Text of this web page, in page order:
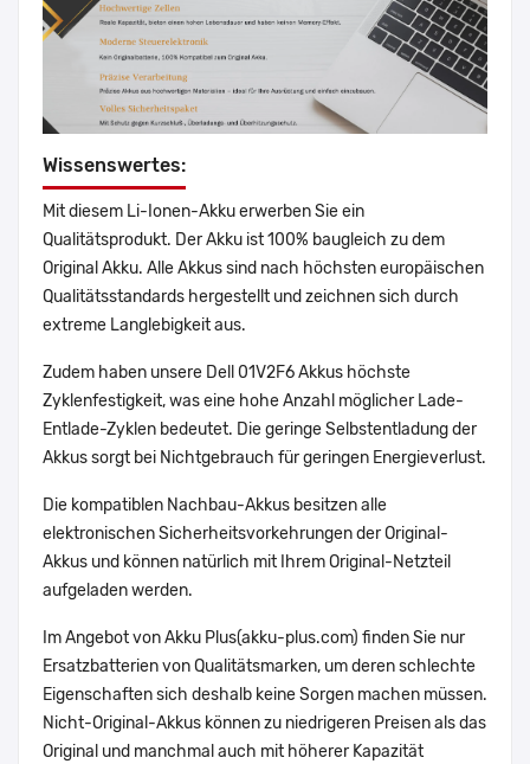
Wissenswertes:
Mit diesem Li-Ionen-Akku erwerben Sie ein
Qualitätsprodukt. Der Akku ist 100% baugleich zu dem
Original Akku. Alle Akkus sind nach höchsten europäischen
Qualitätsstandards hergestellt und zeichnen sich durch
extreme Langlebigkeit aus.
Zudem haben unsere Dell 01V2F6 Akkus höchste
Zyklenfestigkeit, was eine hohe Anzahl möglicher Lade-
Entlade-Zyklen bedeutet. Die geringe Selbstentladung der
Akkus sorgt bei Nichtgebrauch für geringen Energieverlust.
Die kompatiblen Nachbau-Akkus besitzen alle
elektronischen Sicherheitsvorkehrungen der Original-
Akkus und können natürlich mit Ihrem Original-Netzteil
aufgeladen werden.
Im Angebot von Akku Plus(akku-plus.com) finden Sie nur
Ersatzbatterien von Qualitätsmarken, um deren schlechte
Eigenschaften sich deshalb keine Sorgen machen müssen.
Nicht-Original-Akkus können zu niedrigeren Preisen als das
Original und manchmal auch mit höherer Kapazität